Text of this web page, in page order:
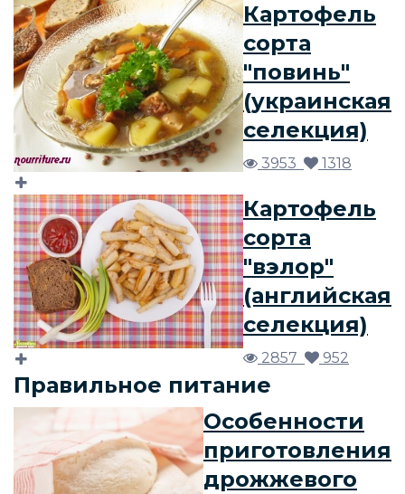
Картофель
сорта
"повинь"
(украинская
селекция)
3953 1318
Картофель
сорта
"вэлор"
(английская
селекция)
2857 952
Правильное питание
Особенности
приготовления
дрожжевого